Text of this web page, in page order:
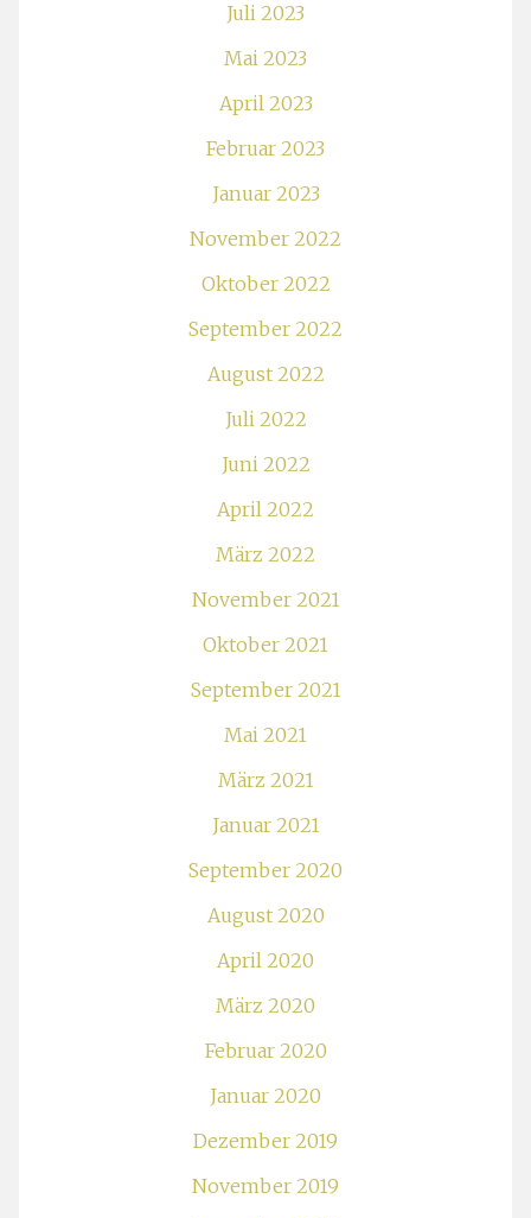
Juli 2023
Mai 2023
April 2023
Februar 2023
Januar 2023
November 2022
Oktober 2022
September 2022
August 2022
Juli 2022
Juni 2022
April 2022
März 2022
November 2021
Oktober 2021
September 2021
Mai 2021
März 2021
Januar 2021
September 2020
August 2020
April 2020
März 2020
Februar 2020
Januar 2020
Dezember 2019
November 2019